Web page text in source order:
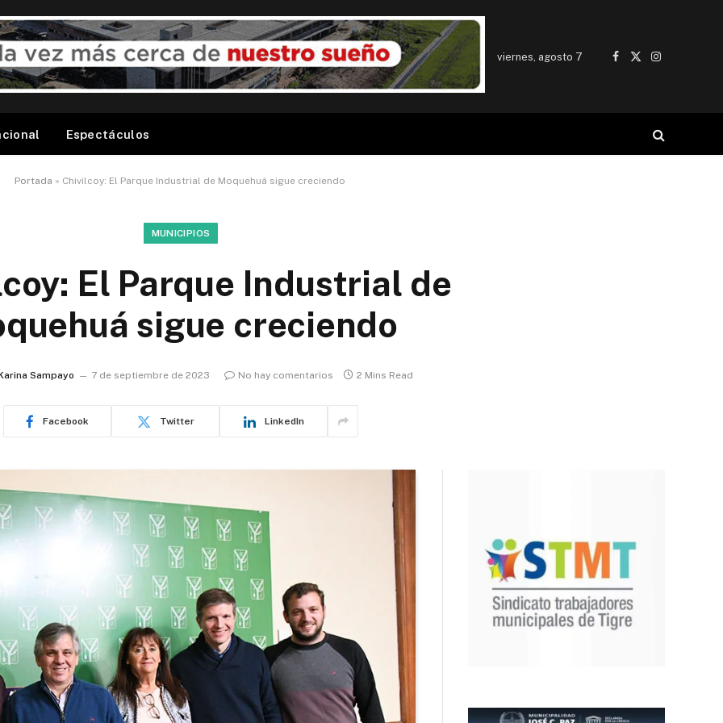
viernes, agosto 7
Facebook
X
Instagram
Espectáculos
Portada » Chivilcoy: El Parque Industrial de Moquehuá sigue creciendo
MUNICIPIOS
El Parque Industrial de
sigue creciendo
Sampayo 7 de septiembre de 2023 No hay comentarios 2 Mins Read
Facebook Twitter LinkedIn